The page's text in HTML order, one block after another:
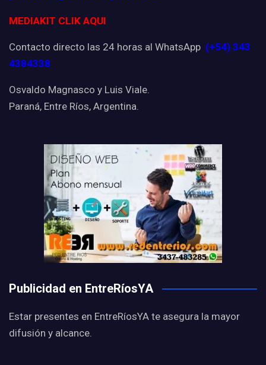
MEDIAKIT CLIK AQUI
Contacto directo las 24 horas al WhatsApp (+54) 343
4384338
Osvaldo Magnasco y Luis Viale.
Paraná, Entre Ríos, Argentina.
Publicidad en EntreRíosYA
Estar presentes en EntreRíosYA te asegura la mayor
difusión y alcance.